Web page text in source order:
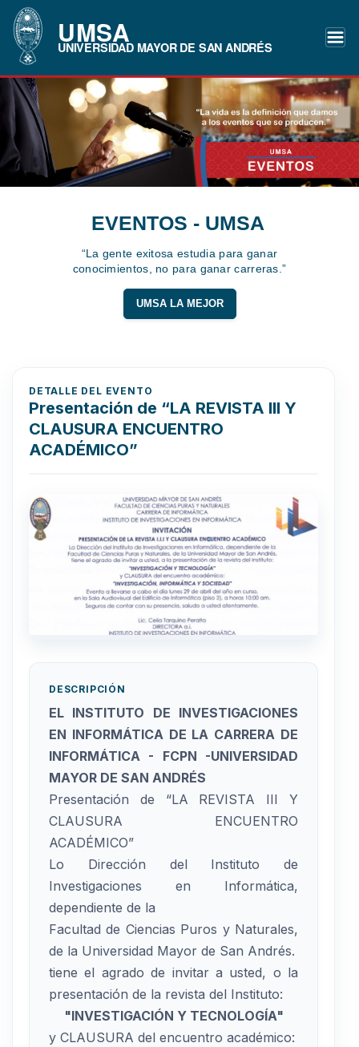
UMSA
UNIVERSIDAD MAYOR DE SAN ANDRÉS
EVENTOS - UMSA
“La gente exitosa estudia para ganar
conocimientos, no para ganar carreras.”
UMSA LA MEJOR
DETALLE DEL EVENTO
Presentación de “LA REVISTA III Y
CLAUSURA ENCUENTRO
ACADÉMICO”
DESCRIPCIÓN
EL INSTITUTO DE INVESTIGACIONES
EN INFORMÁTICA DE LA CARRERA DE
INFORMÁTICA - FCPN -UNIVERSIDAD
MAYOR DE SAN ANDRÉS
Presentación de “LA REVISTA III Y
CLAUSURA ENCUENTRO
ACADÉMICO”
Lo Dirección del Instituto de
Investigaciones en Informática,
dependiente de la
Facultad de Ciencias Puros y Naturales,
de la Universidad Mayor de San Andrés.
tiene el agrado de invitar a usted, o la
presentación de la revista del Instituto:
"INVESTIGACIÓN Y TECNOLOGÍA"
y CLAUSURA del encuentro académico: